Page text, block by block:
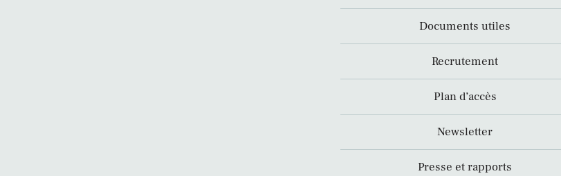
Documents utiles
Recrutement
Plan d’accès
Newsletter
Presse et rapports